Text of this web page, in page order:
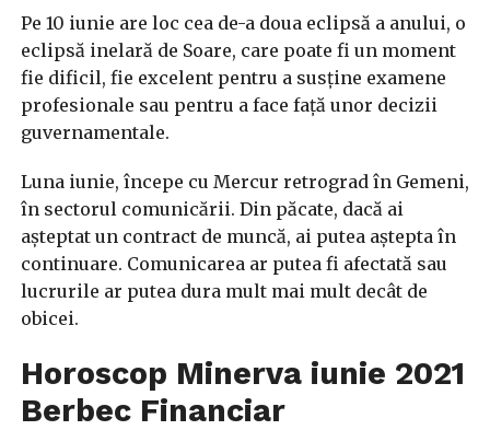
Pe 10 iunie are loc cea de-a doua eclipsă a anului, o
eclipsă inelară de Soare, care poate fi un moment
fie dificil, fie excelent pentru a susține examene
profesionale sau pentru a face față unor decizii
guvernamentale.
Luna iunie, începe cu Mercur retrograd în Gemeni,
în sectorul comunicării. Din păcate, dacă ai
așteptat un contract de muncă, ai putea aștepta în
continuare. Comunicarea ar putea fi afectată sau
lucrurile ar putea dura mult mai mult decât de
obicei.
Horoscop Minerva iunie 2021
Berbec Financiar